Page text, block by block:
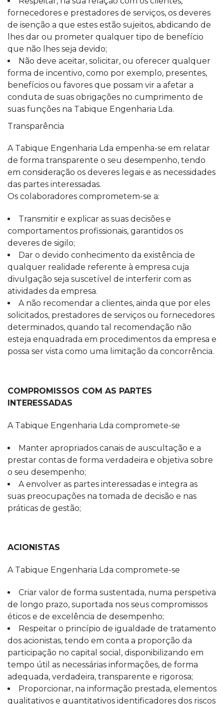
fornecedores e prestadores de serviços, os deveres
de isenção a que estes estão sujeitos, abdicando de
lhes dar ou prometer qualquer tipo de benefício
que não lhes seja devido;
Não deve aceitar, solicitar, ou oferecer qualquer
forma de incentivo, como por exemplo, presentes,
benefícios ou favores que possam vir a afetar a
conduta de suas obrigações no cumprimento de
suas funções na Tabique Engenharia Lda.
Transparência
A Tabique Engenharia Lda empenha-se em relatar
de forma transparente o seu desempenho, tendo
em consideração os deveres legais e as necessidades
das partes interessadas.
Os colaboradores comprometem-se a:
Transmitir e explicar as suas decisões e
comportamentos profissionais, garantidos os
deveres de sigilo;
Dar o devido conhecimento da existência de
qualquer realidade referente à empresa cuja
divulgação seja suscetível de interferir com as
atividades da empresa.
A não recomendar a clientes, ainda que por eles
solicitados, prestadores de serviços ou fornecedores
determinados, quando tal recomendação não
esteja enquadrada em procedimentos da empresa e
possa ser vista como uma limitação da concorrência.
COMPROMISSOS COM AS PARTES
INTERESSADAS
A Tabique Engenharia Lda compromete-se
Manter apropriados canais de auscultação e a
prestar contas de forma verdadeira e objetiva sobre
o seu desempenho;
A envolver as partes interessadas e integra as
suas preocupações na tomada de decisão e nas
práticas de gestão;
ACIONISTAS
A Tabique Engenharia Lda compromete-se
Criar valor de forma sustentada, numa perspetiva
de longo prazo, suportada nos seus compromissos
éticos e de excelência de desempenho;
Respeitar o princípio de igualdade de tratamento
dos acionistas, tendo em conta a proporção da
participação no capital social, disponibilizando em
tempo útil as necessárias informações, de forma
adequada, verdadeira, transparente e rigorosa;
Proporcionar, na informação prestada, elementos
qualitativos e quantitativos identificadores dos riscos